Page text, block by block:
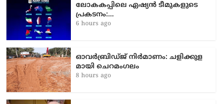
ലോകകപ്പിലെ ഏഷ്യന്‍ ടീമുകളുടെ
പ്രകടനം:…
6 hours ago
ഓവർബ്രിഡ്ജ് നിർമാണം: ച​ളി​ക്കു​ള​
മാ​യി ചെ​റ​മം​ഗ​ലം
8 hours ago